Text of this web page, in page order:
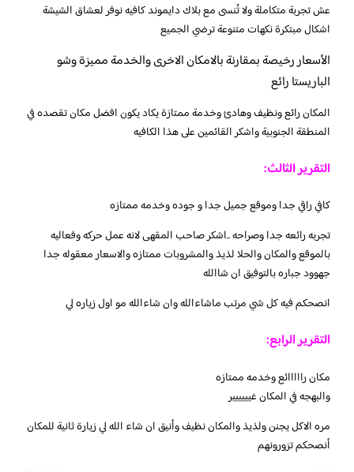
عش تجربة متكاملة ولا تُنسى مع بلاك دايموند كافيه نوفر لعشاق الشيشة
اشكال مبتكرة نكهات متنوعة ترضي الجميع
الأسعار رخيصة بمقارنة بالامكان الاخرى والخدمة مميزة وشو
الباريستا رائع
المكان رائع ونظيف وهادئ وخدمة ممتازة يكاد يكون افضل مكان تقصده في
المنطقة الجنوبية واشكر القائمين على هذا الكافيه
التقرير الثالث:
كافي راقي جدا وموقع جميل جدا و جوده وخدمه ممتازه
تجربه رائعه جدا وصراحه ..اشكر صاحب المقهى لانه عمل حركه وفعاليه
بالموقع والمكان والحلا لذيذ والمشروبات ممتازه والاسعار معقوله جدا
جهوود جباره بالتوفيق ان شاالله
انصحكم فيه كل شي مرتب ماشاءالله وان شاءالله مو اول زياره لي
التقرير الرابع:
مكان رااااائع وخدمه ممتازه
والبهجه في المكان غيييييير
مره الاكل يجنن ولذيذ والمكان نظيف وأنيق ان شاء الله لي زيارة ثانية للمكان
أنصحكم تزورونهم